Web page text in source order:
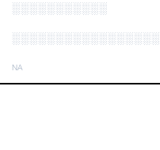
░░░░░░░░░░░
░░░░░░░░░░░░░░░░░
NA